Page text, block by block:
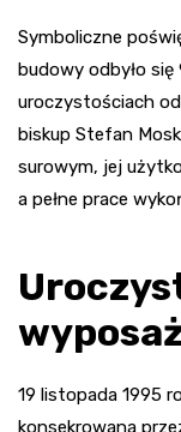
Symboliczne
budowy odbyło
uroczystościach
biskup Stefan
surowym, jej
a pełne prace
19 listopada 1995